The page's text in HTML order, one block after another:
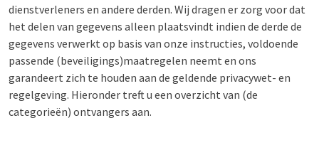
dienstverleners en andere derden. Wij dragen er zorg voor dat
het delen van gegevens alleen plaatsvindt indien de derde de
gegevens verwerkt op basis van onze instructies, voldoende
passende (beveiligings)maatregelen neemt en ons
garandeert zich te houden aan de geldende privacywet- en
regelgeving. Hieronder treft u een overzicht van (de
categorieën) ontvangers aan.